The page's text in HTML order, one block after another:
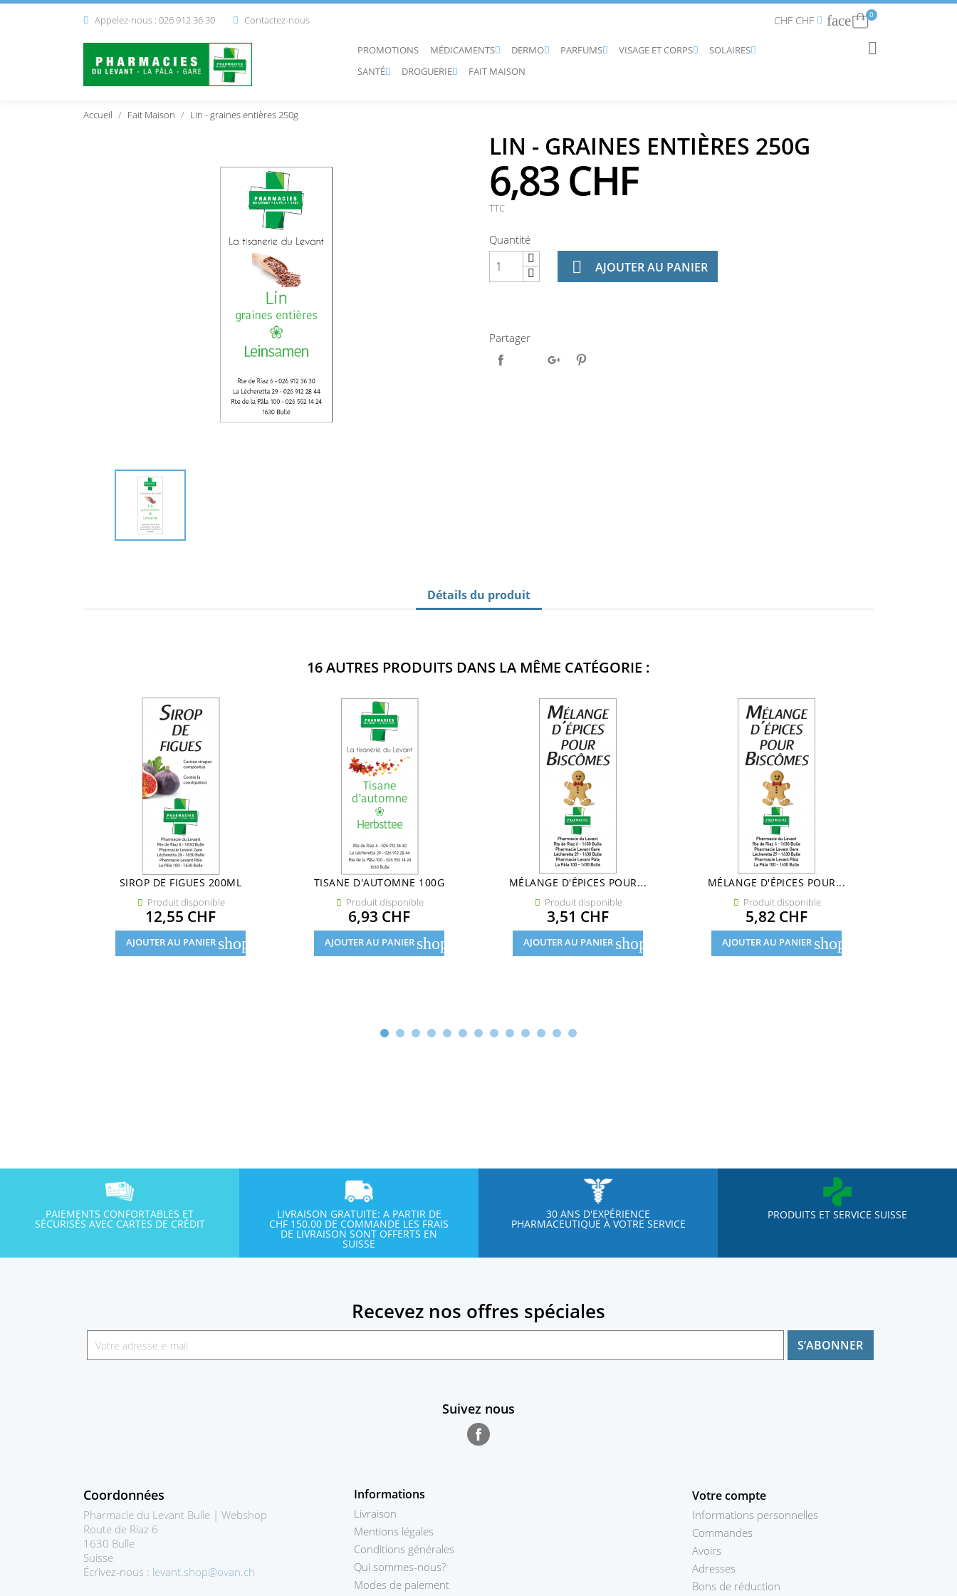
 Appelez-nous : 026 912 36 30  Contactez-nous CHF CHF  faceConnexion
0
PROMOTIONS 
MÉDICAMENTS 
DERMO 
PARFUMS 
VISAGE ET CORPS 
SOLAIRES

SANTÉ 
DROGUERIE FAIT MAISON
RECHERCHER

Accueil Fait Maison Lin - graines entières 250g
LIN - GRAINES ENTIÈRES 250G
6,83 CHF
TTC
Quantité
 AJOUTER AU PANIER
Partager
Détails du produit
16 AUTRES PRODUITS DANS LA MÊME CATÉGORIE :
SIROP DE FIGUES 200ML
 Produit disponible
Prix
12,55 CHF
AJOUTER AU PANIER shopping_cart
TISANE D'AUTOMNE 100G
 Produit disponible
Prix
6,93 CHF
AJOUTER AU PANIER shopping_cart
MÉLANGE D'ÉPICES POUR...
 Produit disponible
Prix
3,51 CHF
AJOUTER AU PANIER shopping_cart
MÉLANGE D'ÉPICES POUR...
 Produit disponible
Prix
5,82 CHF
AJOUTER AU PANIER shopping_cart
PAIEMENTS CONFORTABLES ET
SÉCURISÉS AVEC CARTES DE CRÉDIT
LIVRAISON GRATUITE: A PARTIR DE
CHF 150.00 DE COMMANDE LES FRAIS
DE LIVRAISON SONT OFFERTS EN
SUISSE
30 ANS D'EXPÉRIENCE
PHARMACEUTIQUE À VOTRE SERVICE
PRODUITS ET SERVICE SUISSE
Recevez nos offres spéciales
Suivez nous
Coordonnées
Pharmacie du Levant Bulle | Webshop
Route de Riaz 6
1630 Bulle
Suisse
Écrivez-nous : levant.shop@ovan.ch
Informations
Livraison
Mentions légales
Conditions générales
Qui sommes-nous?
Modes de paiement
Votre compte
Informations personnelles
Commandes
Avoirs
Adresses
Bons de réduction